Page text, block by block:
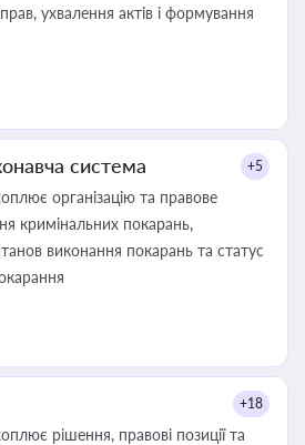
ухвалення актів і формування
система +5
організацію та правове
кримінальних покарань,
виконання покарань та статус
+18
рішення, правові позиції та